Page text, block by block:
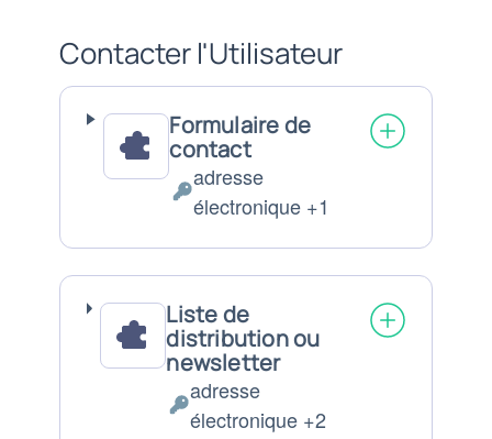
Contacter l'Utilisateur
Formulaire de
contact
Données
adresse
électronique +1
Liste de
distribution ou
newsletter
Données
adresse
électronique +2